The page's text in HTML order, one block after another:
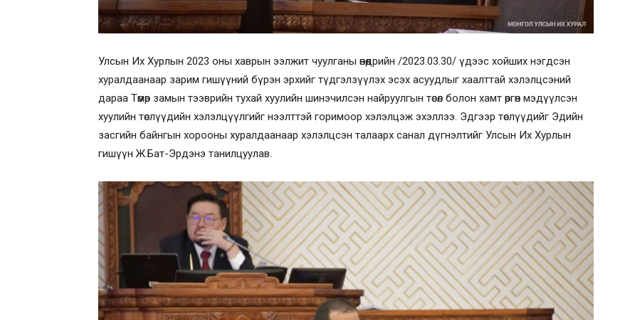
Улсын Их Хурлын 2023 оны хаврын ээлжит чуулганы өнөөдрийн /2023.03.30/ үдээс хойших нэгдсэн
хуралдаанаар зарим гишүүний бүрэн эрхийг түдгэлзүүлэх эсэх асуудлыг хаалттай хэлэлцсэний
дараа Төмөр замын тээврийн тухай хуулийн шинэчилсэн найруулгын төсөл болон хамт өргөн мэдүүлсэн
хуулийн төслүүдийн хэлэлцүүлгийг нээлттэй горимоор хэлэлцэж эхэллээ. Эдгээр төслүүдийг Эдийн
засгийн байнгын хорооны хуралдаанаар хэлэлцсэн талаарх санал дүгнэлтийг Улсын Их Хурлын
гишүүн Ж.Бат-Эрдэнэ танилцуулав.